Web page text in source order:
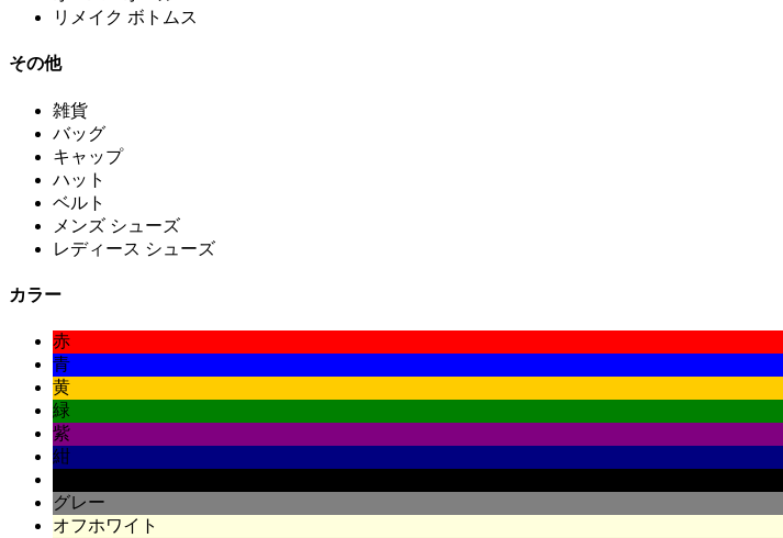
リメイク ボトムス
その他
雑貨
バッグ
キャップ
ハット
ベルト
メンズ シューズ
レディース シューズ
カラー
赤
青
黄
緑
紫
紺
グレー
オフホワイト